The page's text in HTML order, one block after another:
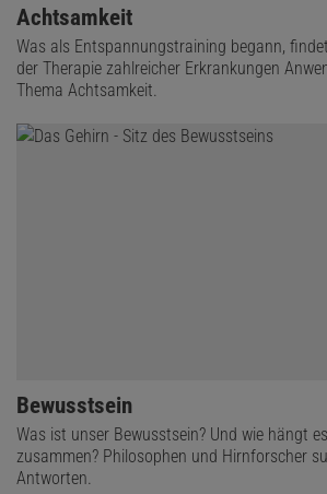
Achtsamkeit
Was als Entspannungstraining begann,
der Therapie zahlreicher Erkrankungen
Thema Achtsamkeit.
Bewusstsein
Was ist unser Bewusstsein? Und wie hängt
zusammen? Philosophen und Hirnforscher
Antworten.